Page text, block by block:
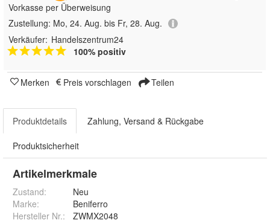
Vorkasse per Überweisung
Zustellung: Mo, 24. Aug. bis Fr, 28. Aug.
Verkäufer: Handelszentrum24
100% positiv
Merken Preis vorschlagen Teilen
Produktdetails Zahlung, Versand & Rückgabe
Produktsicherheit
Artikelmerkmale
Zustand:
Neu
Marke:
Beniferro
Hersteller Nr.:
ZWMX2048